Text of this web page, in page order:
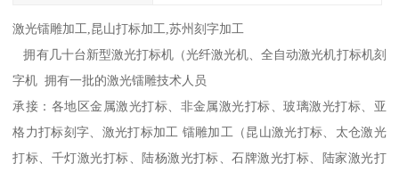
激光镭雕加工,昆山打标加工,苏州刻字加工
拥有几十台新型激光打标机（光纤激光机、全自动激光机打标机刻
字机 拥有一批的激光镭雕技术人员
承接：各地区金属激光打标、非金属激光打标、玻璃激光打标、亚
格力打标刻字、激光打标加工 镭雕加工（昆山激光打标、太仓激光
打标、千灯激光打标、陆杨激光打标、石牌激光打标、陆家激光打